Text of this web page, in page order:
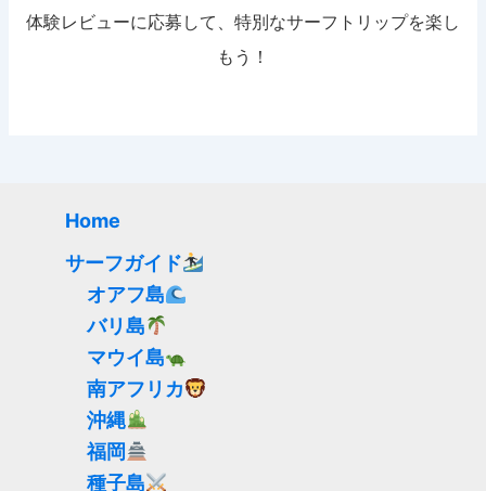
体験レビューに応募して、特別なサーフトリップを楽し
もう！
Home
サーフガイド
オアフ島
バリ島
マウイ島
南アフリカ
沖縄
福岡
種子島